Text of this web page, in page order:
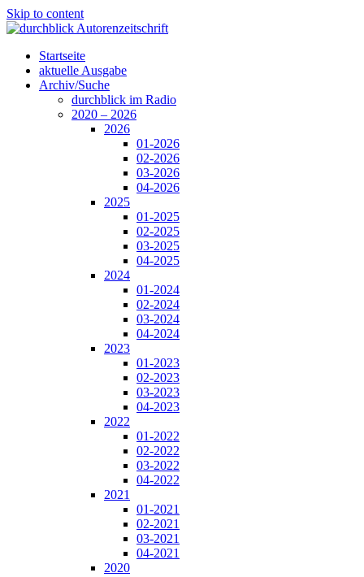
Skip to content
Startseite
aktuelle Ausgabe
Archiv/Suche
durchblick im Radio
2020 – 2026
2026
01-2026
02-2026
03-2026
04-2026
2025
01-2025
02-2025
03-2025
04-2025
2024
01-2024
02-2024
03-2024
04-2024
2023
01-2023
02-2023
03-2023
04-2023
2022
01-2022
02-2022
03-2022
04-2022
2021
01-2021
02-2021
03-2021
04-2021
2020